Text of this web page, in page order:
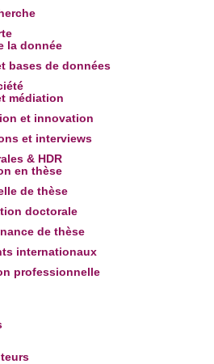
la donnée
bases de données
médiation
et innovation
et interviews
& HDR
en thèse
de thèse
doctorale
de thèse
internationaux
professionnelle